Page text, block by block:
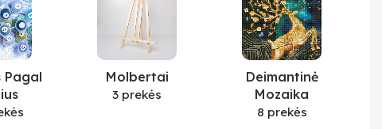
Pagal
Molbertai
3 prekės
Deimantinė
Mozaika
8 prekės